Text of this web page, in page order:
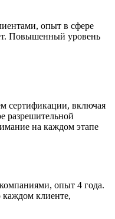
опыт в сфере
Повышенный уровень
сертификации, включая
разрешительной
на каждом этапе
опыт 4 года.
клиенте,